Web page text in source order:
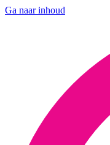
Ga naar inhoud